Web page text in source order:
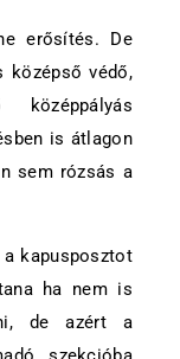
erősítés. De
középső védő,
is átlagon
sem rózsás a
a kapusposztot
ha nem is
de azért a